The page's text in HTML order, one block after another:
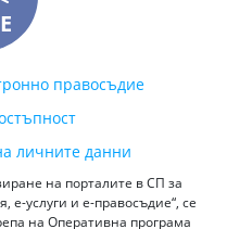
правосъдие
личните данни
на порталите в СП за
услуги и е-правосъдие“, се
на Оперативна програма